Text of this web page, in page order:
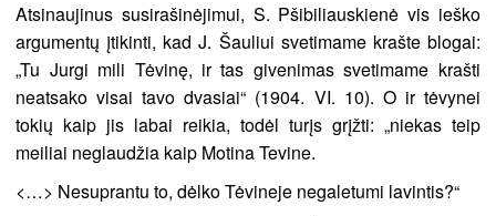
Atsinaujinus susirašinėjimui, S. Pšibiliauskienė vis ieško
argumentų įtikinti, kad J. Šauliui svetimame krašte blogai:
„Tu Jurgi mili Tėvinę, ir tas givenimas svetimame krašti
neatsako visai tavo dvasiai“ (1904. VI. 10). O ir tėvynei
tokių kaip jis labai reikia, todėl turįs grįžti: „niekas teip
meiliai neglaudžia kaip Motina Tevine.
<…> Nesuprantu to, dėlko Tėvineje negaletumi lavintis?“